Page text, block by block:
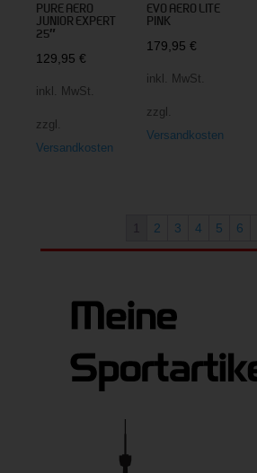
PURE AERO
JUNIOR EXPERT
25″
129,95€
inkl. MwSt.
zzgl.
Versandkosten
EVO AERO LITE
PINK
179,95€
inkl. MwSt.
zzgl.
Versandkosten
1 2 3 4 5 6